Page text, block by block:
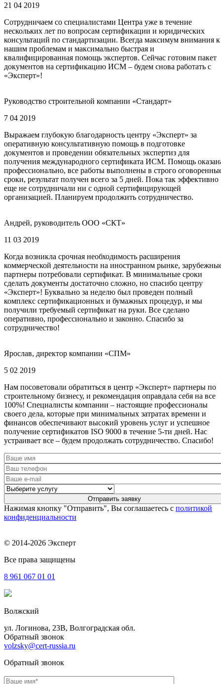
21 04 2019
Сотрудничаем со специалистами Центра уже в течение
нескольких лет по вопросам сертификации и юридических
консультаций по стандартизации. Всегда максимум внимания к
нашим проблемам и максимально быстрая и
квалифицированная помощь экспертов. Сейчас готовим пакет
документов на сертификацию ИСМ – будем снова работать с
«Эксперт»!
Руководство строительной компании «Стандарт»
7 04 2019
Выражаем глубокую благодарность центру «Эксперт» за
оперативную консультативную помощь в подготовке
документов и проведении обязательных экспертиз для
получения международного сертификата ИСМ. Помощь
профессионально, все работы выполнены в строго
сроки, результат получен всего за 5 дней. Пока так эффективно
еще не сотрудничали ни с одной сертифицирующей
организацией. Планируем продолжить сотрудничество.
Андрей, руководитель ООО «СКТ»
11 03 2019
Когда возникла срочная необходимость расширения
коммерческой деятельности на иностранном рынке,
партнеры потребовали сертификат. В минимальные сроки
сделать документы достаточно сложно, но спасибо центру
«Эксперт»! Буквально за неделю был проведен полный
комплекс сертификационных и бумажных процедур, и мы
получили требуемый сертификат на руки. Все сделано
оперативно, профессионально и законно. Спасибо за
сотрудничество!
Ярослав, директор компании «СПМ»
5 02 2019
Нам посоветовали обратиться в центр «Эксперт» партнеры по
строительному бизнесу, и рекомендация оправдала себя на все
100%! Специалисты компании – настоящие профессионалы
своего дела, которые при минимальных затратах времени и
финансов обеспечивают высокий уровень услуг и успешное
получение сертификатов ISO 9000 в течение 5-ти дней. Нас
устраивает все – будем продолжать сотрудничество. Спасибо!
Нажимая кнопку "Отправить", Вы соглашаетесь с политикой
конфиденциальности
© 2014-2026 Эксперт
Все права защищены
8 961 067 01 01
Волжский
ул. Логинова, 23В, Волгоградская обл.
Обратный звонок
volzsky@cert-russia.ru
Обратный звонок